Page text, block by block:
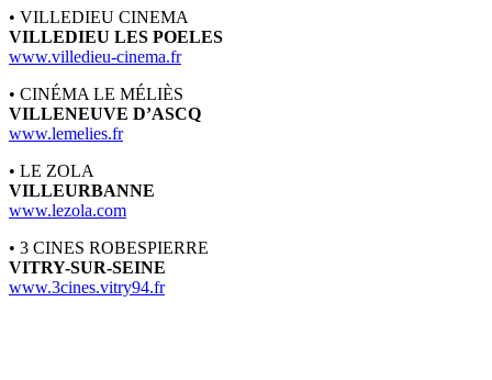
• VILLEDIEU CINEMA
VILLEDIEU LES POELES
www.villedieu-cinema.fr
• CINÉMA LE MÉLIÈS
VILLENEUVE D’ASCQ
www.lemelies.fr
• LE ZOLA
VILLEURBANNE
www.lezola.com
• 3 CINES ROBESPIERRE
VITRY-SUR-SEINE
www.3cines.vitry94.fr